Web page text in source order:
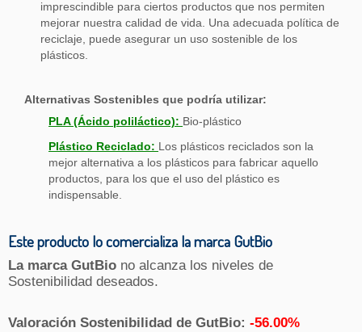
imprescindible para ciertos productos que nos permiten
mejorar nuestra calidad de vida. Una adecuada política de
reciclaje, puede asegurar un uso sostenible de los
plásticos.
Alternativas Sostenibles que podría utilizar:
PLA (Ácido poliláctico): Bio-plástico
Plástico Reciclado: Los plásticos reciclados son la
mejor alternativa a los plásticos para fabricar aquello
productos, para los que el uso del plástico es
indispensable.
Este producto lo comercializa la marca GutBio
La marca GutBio no alcanza los niveles de
Sostenibilidad deseados.
Valoración Sostenibilidad de GutBio: -56.00%